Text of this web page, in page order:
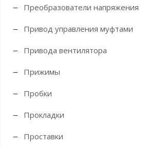
Преобразователи напряжения
Привод управления муфтами
Привода вентилятора
Прижимы
Пробки
Прокладки
Проставки